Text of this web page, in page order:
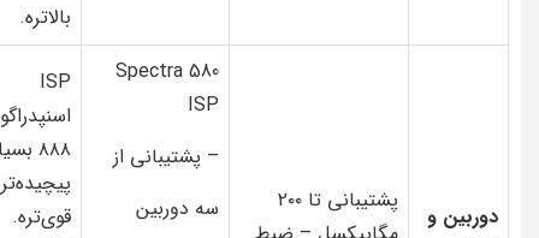
بالاتره.
دوربین و
پشتیبانی تا ۲۰۰
Spectra 580
ISP
– پشتیبانی از
سه دوربین
ISP
۸۸۸
قوی‌تره.